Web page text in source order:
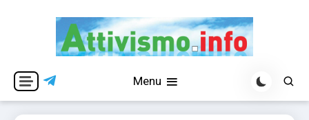
Attivismo.info
Menu